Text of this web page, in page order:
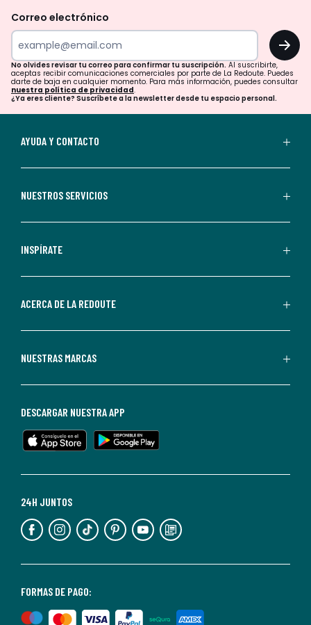
tu
para
confirmar
tu
suscripción.
aceptas
comerciales
personalizadas
parte
Redoute.
de
en
cualquier
Para
información,
puedes
nuestra
de
Correo electrónico
OK
No olvides revisar tu correo para confirmar tu suscripción. Al suscribirte,
aceptas recibir comunicaciones comerciales por parte de La Redoute. Puedes
darte de baja en cualquier momento. Para más información, puedes consultar
nuestra política de privacidad.
¿Ya eres cliente? Suscríbete a la newsletter desde tu espacio personal.
AYUDA Y CONTACTO
NUESTROS SERVICIOS
INSPÍRATE
ACERCA DE LA REDOUTE
NUESTRAS MARCAS
FORMAS DE PAGO:
24H JUNTOS
DESCARGAR NUESTRA APP